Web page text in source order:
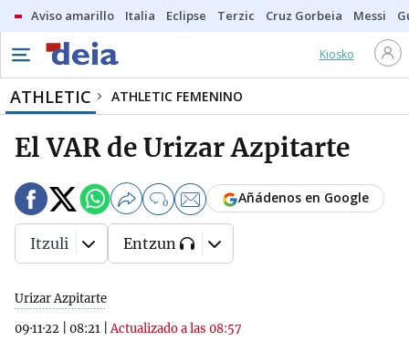
Aviso amarillo Italia Eclipse Terzic Cruz Gorbeia Messi
Kiosko
ATHLETIC ATHLETIC FEMENINO
El VAR de Urizar Azpitarte
Urizar Azpitarte
09·11·22
08:21 |Actualizado a las 08:57
0 Añádenos en Google
Itzuli Entzun